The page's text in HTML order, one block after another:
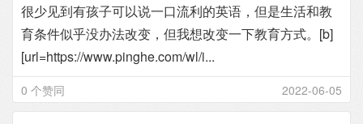
很少见到有孩子可以说一口流利的英语，但是生活和教
育条件似乎没办法改变，但我想改变一下教育方式。[b]
[url=https://www.pinghe.com/wl/i...
0 个赞同 2022-06-05